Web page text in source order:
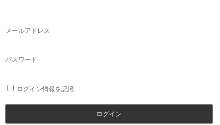
メールアドレス
パスワード
ログイン情報を記憶